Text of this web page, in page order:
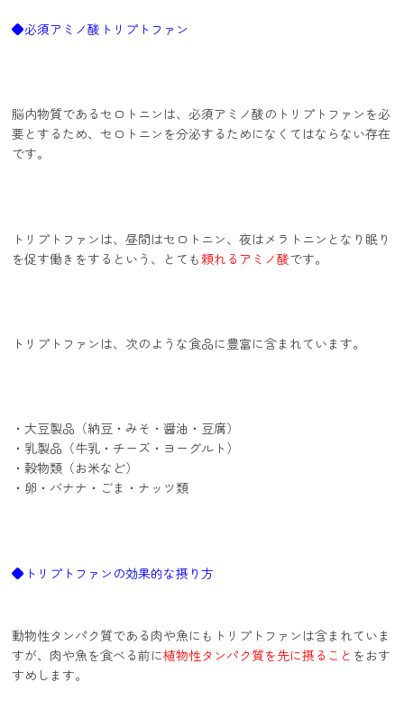
◆必須アミノ酸トリプトファン
脳内物質であるセロトニンは、必須アミノ酸のトリプトファンを必
要とするため、セロトニンを分泌するためになくてはならない存在
です。
トリプトファンは、昼間はセロトニン、夜はメラトニンとなり眠り
を促す働きをするという、とても頼れるアミノ酸です。
トリプトファンは、次のような食品に豊富に含まれています。
・大豆製品（納豆・みそ・醤油・豆腐）
・乳製品（牛乳・チーズ・ヨーグルト）
・穀物類（お米など）
・卵・バナナ・ごま・ナッツ類
◆トリプトファンの効果的な摂り方
動物性タンパク質である肉や魚にもトリプトファンは含まれていま
すが、肉や魚を食べる前に植物性タンパク質を先に摂ること をおす
すめします。